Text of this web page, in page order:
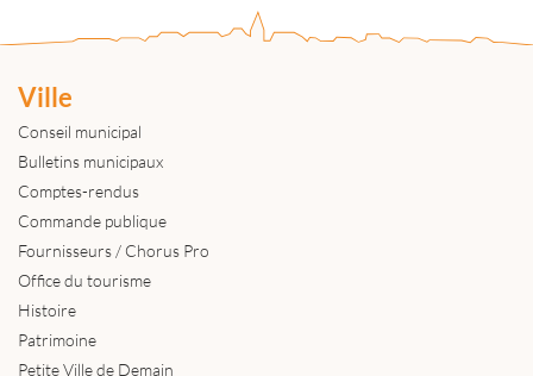
Ville
Conseil municipal
Bulletins municipaux
Comptes-rendus
Commande publique
Fournisseurs / Chorus Pro
Office du tourisme
Histoire
Patrimoine
Petite Ville de Demain